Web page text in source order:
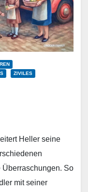
ZIVILES
Heller seine
So
mit seiner